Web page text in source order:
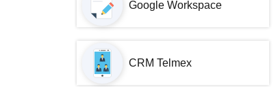
Google Workspace
CRM Telmex